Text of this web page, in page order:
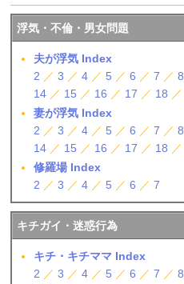
浮気・不倫・男女問題
夫が浮気 Index
2 ／3 ／4 ／ 5 ／6 ／7 ／8
14 ／ 15 ／ 16 ／ 17 ／ 18 ／
妻が浮気 Index
2 ／3 ／4 ／ 5 ／6 ／7 ／8
14 ／ 15 ／ 16 ／ 17 ／ 18 ／
修羅場 Index
2 ／3 ／4 ／ 5 ／6 ／7
キチガイ・迷惑行為
キチ・キチママ Index
2 ／3 ／4 ／ 5 ／6 ／7 ／8